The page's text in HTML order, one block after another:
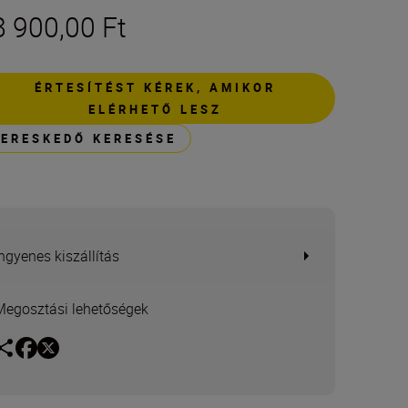
900,00 Ft
ÉRTESÍTÉST KÉREK, AMIKOR
ELÉRHETŐ LESZ
KERESÉSE
kiszállítás
lehetőségek